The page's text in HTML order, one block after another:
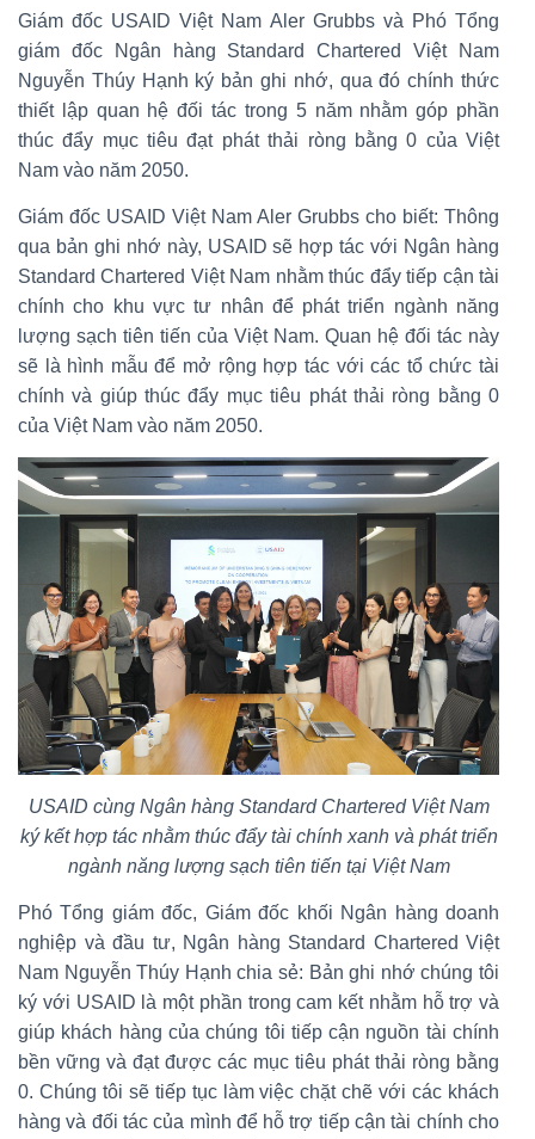
Giám đốc USAID Việt Nam Aler Grubbs và Phó Tổng
giám đốc Ngân hàng Standard Chartered Việt Nam
Nguyễn Thúy Hạnh ký bản ghi nhớ, qua đó chính thức
thiết lập quan hệ đối tác trong 5 năm nhằm góp phần
thúc đẩy mục tiêu đạt phát thải ròng bằng 0 của Việt
Nam vào năm 2050.
Giám đốc USAID Việt Nam Aler Grubbs cho biết: Thông
qua bản ghi nhớ này, USAID sẽ hợp tác với Ngân hàng
Standard Chartered Việt Nam nhằm thúc đẩy tiếp cận tài
chính cho khu vực tư nhân để phát triển ngành năng
lượng sạch tiên tiến của Việt Nam. Quan hệ đối tác này
sẽ là hình mẫu để mở rộng hợp tác với các tổ chức tài
chính và giúp thúc đẩy mục tiêu phát thải ròng bằng 0
của Việt Nam vào năm 2050.
USAID cùng Ngân hàng Standard Chartered Việt Nam
ký kết hợp tác nhằm thúc đẩy tài chính xanh và phát triển
ngành năng lượng sạch tiên tiến tại Việt Nam
Phó Tổng giám đốc, Giám đốc khối Ngân hàng doanh
nghiệp và đầu tư, Ngân hàng Standard Chartered Việt
Nam Nguyễn Thúy Hạnh chia sẻ: Bản ghi nhớ chúng tôi
ký với USAID là một phần trong cam kết nhằm hỗ trợ và
giúp khách hàng của chúng tôi tiếp cận nguồn tài chính
bền vững và đạt được các mục tiêu phát thải ròng bằng
0. Chúng tôi sẽ tiếp tục làm việc chặt chẽ với các khách
hàng và đối tác của mình để hỗ trợ tiếp cận tài chính cho